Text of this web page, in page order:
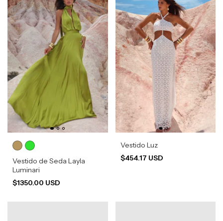
Vestido de Seda Layla
Luminari
$1350.00 USD
Vestido Luz
$454.17 USD